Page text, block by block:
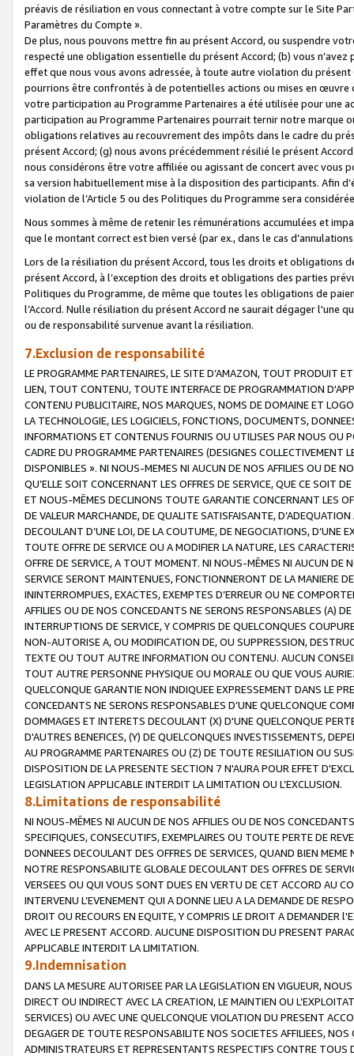
préavis de résiliation en vous connectant à votre compte sur le Site
Paramètres du Compte ».
De plus, nous pouvons mettre fin au présent Accord, ou suspendre
respecté une obligation essentielle du présent Accord; (b) vous
effet que nous vous avons adressée, à toute autre violation du
pourrions être confrontés à de potentielles actions ou mises en
votre participation au Programme Partenaires a été utilisée pour une
participation au Programme Partenaires pourrait ternir notre marque
obligations relatives au recouvrement des impôts dans le cadre du
présent Accord; (g) nous avons précédemment résilié le présent
nous considérons être votre affiliée ou agissant de concert avec vous
sa version habituellement mise à la disposition des participants. Afin
violation de l’Article 5 ou des Politiques du Programme sera
Nous sommes à même de retenir les rémunérations accumulées et
que le montant correct est bien versé (par ex., dans le cas
Lors de la résiliation du présent Accord, tous les droits et obligations
présent Accord, à l’exception des droits et obligations des parties
Politiques du Programme, de même que toutes les obligations de
l’Accord. Nulle résiliation du présent Accord ne saurait dégager l'une
ou de responsabilité survenue avant la résiliation.
7.Exclusion de responsabilité
LE PROGRAMME PARTENAIRES, LE SITE D’AMAZON, TOUT PRODUIT
LIEN, TOUT CONTENU, TOUTE INTERFACE DE PROGRAMMATION
CONTENU PUBLICITAIRE, NOS MARQUES, NOMS DE DOMAINE ET
LA TECHNOLOGIE, LES LOGICIELS, FONCTIONS, DOCUMENTS,
INFORMATIONS ET CONTENUS FOURNIS OU UTILISES PAR NOUS OU
CADRE DU PROGRAMME PARTENAIRES (DESIGNES COLLECTIVEMENT
DISPONIBLES ». NI NOUS-MEMES NI AUCUN DE NOS AFFILIES OU DE
QU’ELLE SOIT CONCERNANT LES OFFRES DE SERVICE, QUE CE SOIT
ET NOUS-MÊMES DECLINONS TOUTE GARANTIE CONCERNANT LES
DE VALEUR MARCHANDE, DE QUALITE SATISFAISANTE,
DECOULANT D’UNE LOI, DE LA COUTUME, DE NEGOCIATIONS, D’UNE
TOUTE OFFRE DE SERVICE OU A MODIFIER LA NATURE, LES
OFFRE DE SERVICE, A TOUT MOMENT. NI NOUS-MÊMES NI AUCUN DE
SERVICE SERONT MAINTENUES, FONCTIONNERONT DE LA MANIERE
ININTERROMPUES, EXACTES, EXEMPTES D’ERREUR OU NE
AFFILIES OU DE NOS CONCEDANTS NE SERONS RESPONSABLES (A)
INTERRUPTIONS DE SERVICE, Y COMPRIS DE QUELCONQUES
NON-AUTORISE A, OU MODIFICATION DE, OU SUPPRESSION,
TEXTE OU TOUT AUTRE INFORMATION OU CONTENU. AUCUN
TOUT AUTRE PERSONNE PHYSIQUE OU MORALE OU QUE VOUS
QUELCONQUE GARANTIE NON INDIQUEE EXPRESSEMENT DANS LE
CONCEDANTS NE SERONS RESPONSABLES D’UNE QUELCONQUE
DOMMAGES ET INTERETS DECOULANT (X) D'UNE QUELCONQUE
D'AUTRES BENEFICES, (Y) DE QUELCONQUES INVESTISSEMENTS,
AU PROGRAMME PARTENAIRES OU (Z) DE TOUTE RESILIATION OU
DISPOSITION DE LA PRESENTE SECTION 7 N'AURA POUR EFFET
LEGISLATION APPLICABLE INTERDIT LA LIMITATION OU L’EXCLUSION.
8.Limitations de responsabilité
NI NOUS-MÊMES NI AUCUN DE NOS AFFILIES OU DE NOS
SPECIFIQUES, CONSECUTIFS, EXEMPLAIRES OU TOUTE PERTE DE
DONNEES DECOULANT DES OFFRES DE SERVICES, QUAND BIEN
NOTRE RESPONSABILITE GLOBALE DECOULANT DES OFFRES DE
VERSEES OU QUI VOUS SONT DUES EN VERTU DE CET ACCORD AU
INTERVENU L’EVENEMENT QUI A DONNE LIEU A LA DEMANDE DE
DROIT OU RECOURS EN EQUITE, Y COMPRIS LE DROIT A DEMANDER
AVEC LE PRESENT ACCORD. AUCUNE DISPOSITION DU PRESENT
APPLICABLE INTERDIT LA LIMITATION.
9.Indemnisation
DANS LA MESURE AUTORISEE PAR LA LEGISLATION EN VIGUEUR,
DIRECT OU INDIRECT AVEC LA CREATION, LE MAINTIEN OU
SERVICES) OU AVEC UNE QUELCONQUE VIOLATION DU PRESENT
DEGAGER DE TOUTE RESPONSABILITE NOS SOCIETES AFFILIEES,
ADMINISTRATEURS ET REPRESENTANTS RESPECTIFS CONTRE